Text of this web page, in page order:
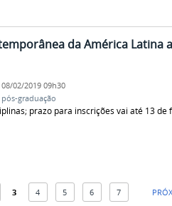
da América Latina
08/02/2019 09h30
pós-graduação
prazo para inscrições vai até 13 de
3 4 5 6 7